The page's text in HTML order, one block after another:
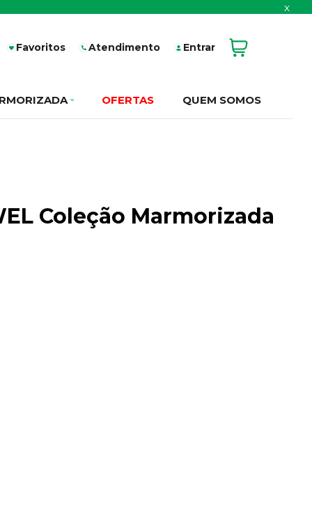
x
Favoritos Atendimento Entrar
OFERTAS QUEM SOMOS
Coleção Marmorizada